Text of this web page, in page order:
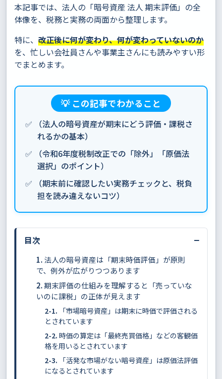
本記事では、法人の「暗号資産 法人 期末評価」の全
体像を、税務と実務の両面から整理します。
特に、 改正後に何が変わり、何が変わっていないのか
を、忙しい会社員さんや事業主さんにも読みやすい形
でまとめます。
💡 この記事でわかること
✅ （法人の暗号資産が期末にどう評価・課税さ
れるかの基本）
✅ （令和6年度税制改正での「除外」「原価法
選択」のポイント）
✅ （期末前に確認したい実務チェックと、税負
担を読み違えないコツ）
目次 −
法人の暗号資産は「期末時価評価」が原則
で、例外が広がりつつあります
期末評価の仕組みを理解すると「売っていな
いのに課税」の正体が見えます
「市場暗号資産」は期末に時価で評価される
とされています
時価の算定は「最終売買価格」などの客観価
格を用いるとされています
「活発な市場がない暗号資産」は原価法評価
になるとされています